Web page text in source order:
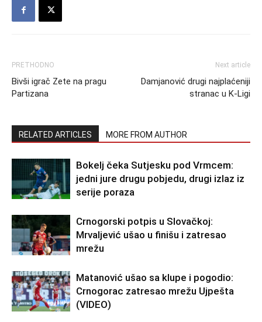
PRETHODNO
Bivši igrač Zete na pragu
Partizana
Next article
Damjanović drugi najplaćeniji
stranac u K-Ligi
RELATED ARTICLES MORE FROM AUTHOR
Bokelj čeka Sutjesku pod Vrmcem:
jedni jure drugu pobjedu, drugi izlaz iz
serije poraza
Crnogorski potpis u Slovačkoj:
Mrvaljević ušao u finišu i zatresao
mrežu
Matanović ušao sa klupe i pogodio:
Crnogorac zatresao mrežu Ujpešta
(VIDEO)